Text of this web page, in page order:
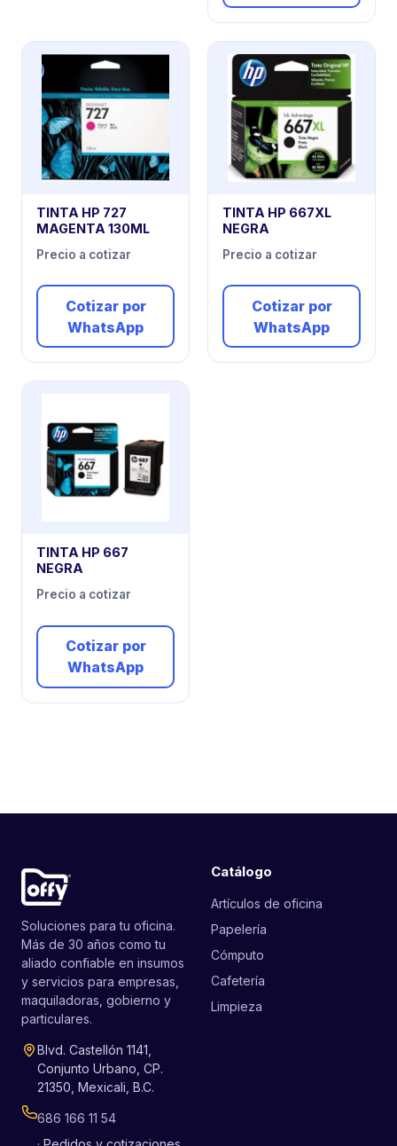
TINTA HP 727
MAGENTA 130ML
Precio a cotizar
Cotizar por
WhatsApp
TINTA HP 667XL
NEGRA
Precio a cotizar
Cotizar por
WhatsApp
TINTA HP 667
NEGRA
Precio a cotizar
Cotizar por
WhatsApp
Soluciones para tu oficina.
Más de 30 años como tu
aliado confiable en insumos
y servicios para empresas,
maquiladoras, gobierno y
particulares.
Blvd. Castellón 1141,
Conjunto Urbano, CP.
21350, Mexicali, B.C.
686 166 11 54
Catálogo
Artículos de oficina
Papelería
Cómputo
Cafetería
Limpieza